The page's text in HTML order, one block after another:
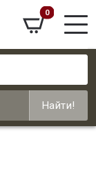
0
Найти!